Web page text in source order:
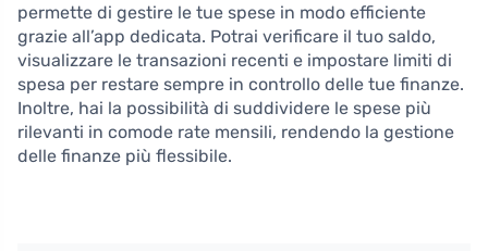
permette di gestire le tue spese in modo efficiente
grazie all’app dedicata. Potrai verificare il tuo saldo,
visualizzare le transazioni recenti e impostare limiti di
spesa per restare sempre in controllo delle tue finanze.
Inoltre, hai la possibilità di suddividere le spese più
rilevanti in comode rate mensili, rendendo la gestione
delle finanze più flessibile.